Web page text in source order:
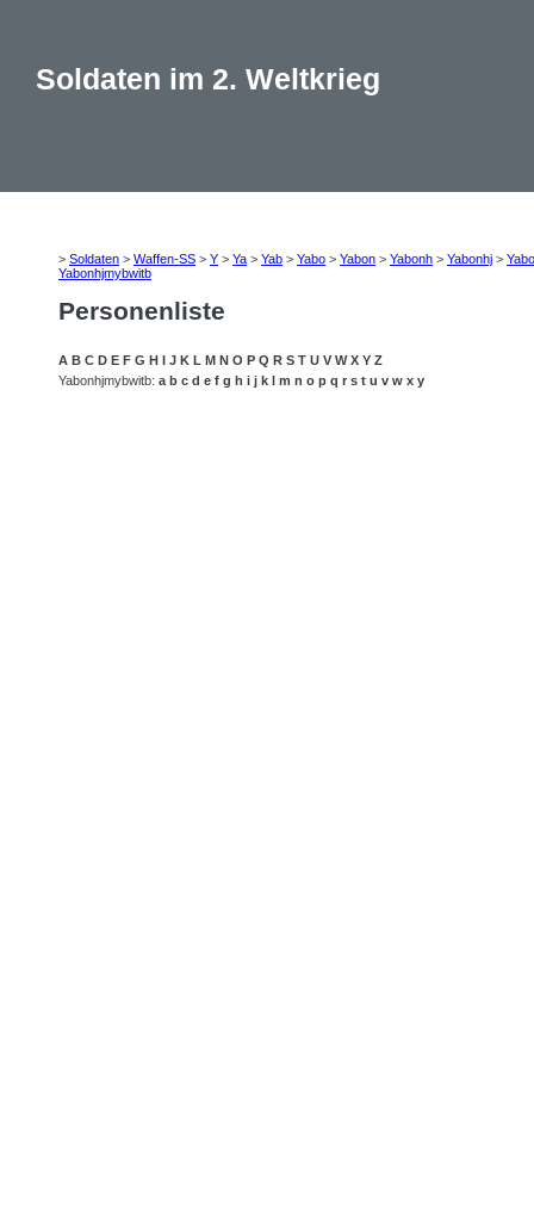
Soldaten im 2. Weltkrieg
> Soldaten > Waffen-SS > Y > Ya > Yab > Yabo > Yabon > Yabonh > Yabonhj >
Yabonhjmybwitb
Personenliste
A B C D E F G H I J K L M N O P Q R S T U V W X Y Z
Yabonhjmybwitb: a b c d e f g h i j k l m n o p q r s t u v w x y